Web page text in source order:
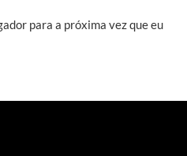
para a próxima vez que eu